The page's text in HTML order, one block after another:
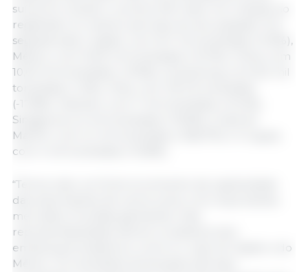
suína em outubro, volume 21% maior em relação ao
registrado no mesmo período do ano passado. Em
seguida está o Japão, com 10,7 mil toneladas (+5,9%),
México, com 10,05 mil toneladas (+27,1%), China, com
10,03 mil toneladas (-47,6%), Hong Kong, com 8,4 mil
toneladas (-1,3%), Chile, com 7,8 mil toneladas
(-17,8%), Vietnam, com 7 mil toneladas (+21,4%),
Singapura, 5,4 mil toneladas (+19,6%), Costa do
Marfim, com 4,1 mil toneladas (+266,7%) e Uruguai,
com 4 mil toneladas (+10,8%).
“Temos visto um forte incremento da capilaridade
das exportações de carne suína, com importantes
mercados mundiais ganhando mais
representatividade dentre os destinos dos
embarques brasileiros, como é o caso do Japão e do
México. Os resultados alcançados até aqui